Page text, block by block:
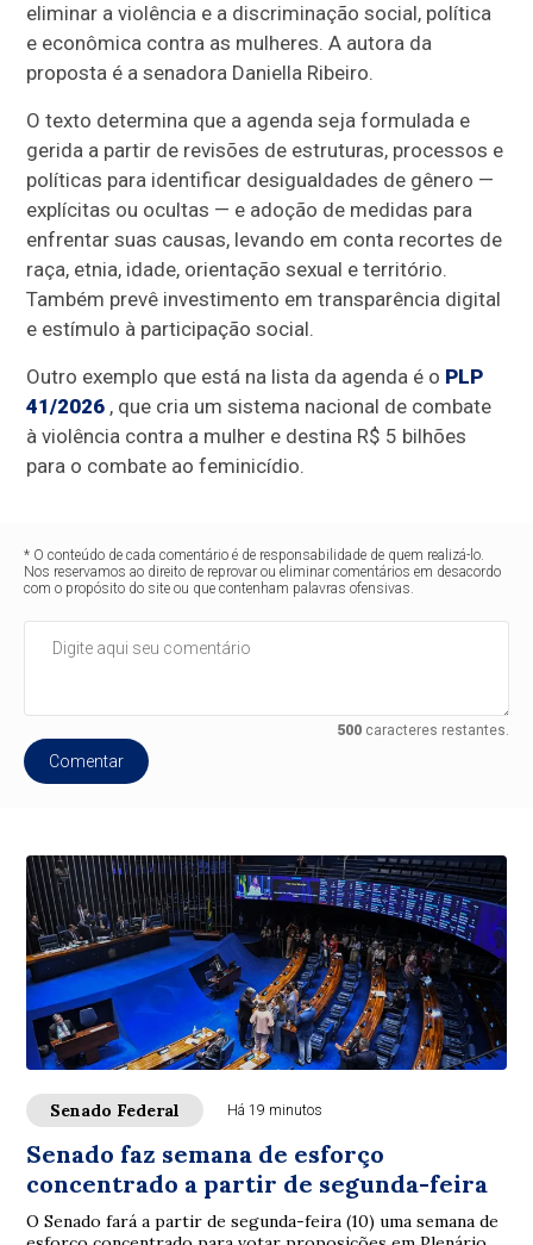
eliminar a violência e a discriminação social, política
e econômica contra as mulheres. A autora da
proposta é a senadora Daniella Ribeiro.
O texto determina que a agenda seja formulada e
gerida a partir de revisões de estruturas, processos e
políticas para identificar desigualdades de gênero —
explícitas ou ocultas — e adoção de medidas para
enfrentar suas causas, levando em conta recortes de
raça, etnia, idade, orientação sexual e território.
Também prevê investimento em transparência digital
e estímulo à participação social.
Outro exemplo que está na lista da agenda é o PLP
41/2026 , que cria um sistema nacional de combate
à violência contra a mulher e destina R$ 5 bilhões
para o combate ao feminicídio.
* O conteúdo de cada comentário é de responsabilidade de quem realizá-lo.
Nos reservamos ao direito de reprovar ou eliminar comentários em desacordo
com o propósito do site ou que contenham palavras ofensivas.
500caracteres restantes.
Comentar
Senado Federal Há 19 minutos
Senado faz semana de esforço
concentrado a partir de segunda-feira
O Senado fará a partir de segunda-feira (10) uma semana de